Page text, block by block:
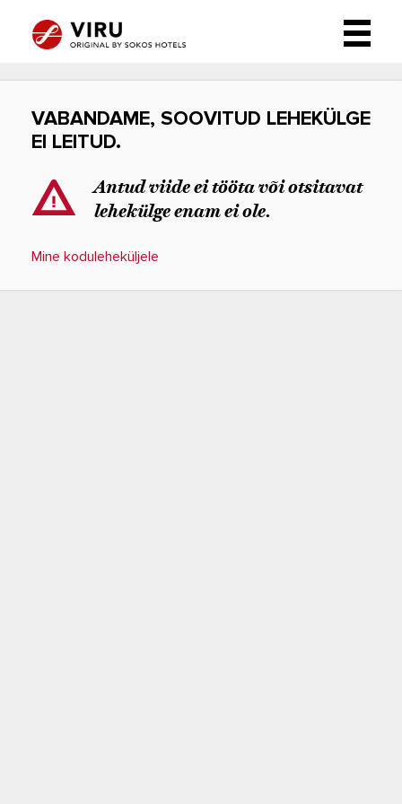
VABANDAME, SOOVITUD LEHEKÜLGE
EI LEITUD.
Antud viide ei tööta või otsitavat
lehekülge enam ei ole.
Mine koduleheküljele